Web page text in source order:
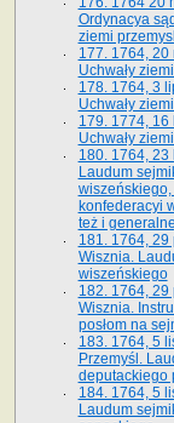
Ordynacya
ziemi
177. 1764, 20
Uchwały
178. 1764, 3
Uchwały
179. 1774, 16
Uchwały
180. 1764, 23
Laudum
konfederacyi
też i
181. 1764,
Wisznia.
wiszeńskiego
182. 1764,
Wisznia.
posłom na
183. 1764, 5
Przemyśl.
deputackiego
184. 1764, 5
Laudum